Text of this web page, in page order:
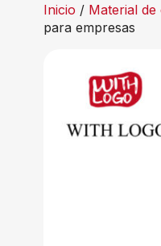
Inicio / Material
para empresas